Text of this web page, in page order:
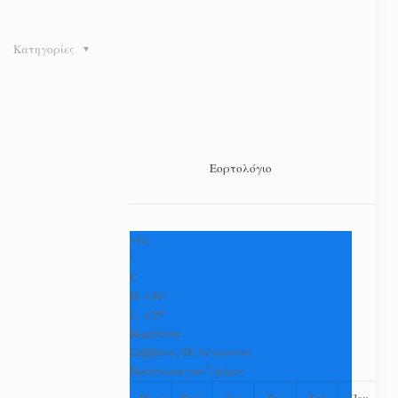
Κατηγορίες
Εορτολόγιο
+34
°
C
H:+39°
L:+25°
Καρδίτσα
Σάββατο, 08 Αύγουστος
Πρόγνωση για 7 μέρες